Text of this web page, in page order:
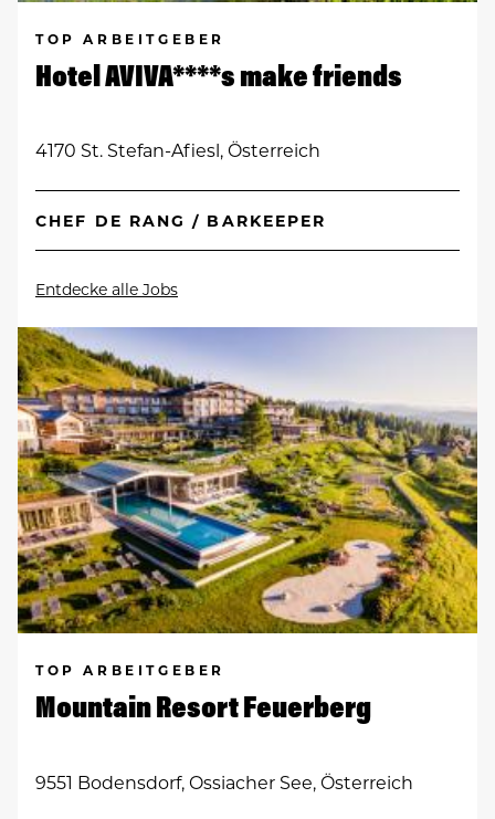
TOP ARBEITGEBER
Hotel AVIVA****s make friends
4170 St. Stefan-Afiesl, Österreich
CHEF DE RANG / BARKEEPER
Entdecke alle Jobs
TOP ARBEITGEBER
Mountain Resort Feuerberg
9551 Bodensdorf, Ossiacher See, Österreich